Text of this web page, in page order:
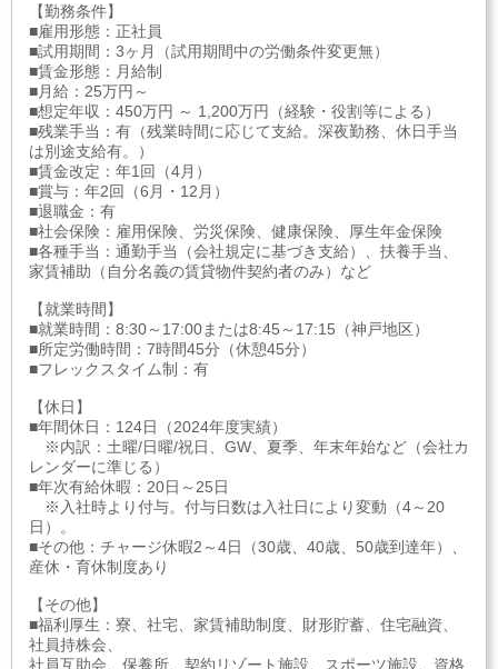
【勤務条件】
■雇用形態：正社員
■試用期間：3ヶ月（試用期間中の労働条件変更無）
■賃金形態：月給制
■月給：25万円～
■想定年収：450万円 ～ 1,200万円（経験・役割等による）
■残業手当：有（残業時間に応じて支給。深夜勤務、休日手当
は別途支給有。）
■賃金改定：年1回（4月）
■賞与：年2回（6月・12月）
■退職金：有
■社会保険：雇用保険、労災保険、健康保険、厚生年金保険
■各種手当：通勤手当（会社規定に基づき支給）、扶養手当、
家賃補助（自分名義の賃貸物件契約者のみ）など
【就業時間】
■就業時間：8:30～17:00または8:45～17:15（神戸地区）
■所定労働時間：7時間45分（休憩45分）
■フレックスタイム制：有
【休日】
■年間休日：124日（2024年度実績）
※内訳：土曜/日曜/祝日、GW、夏季、年末年始など（会社カ
レンダーに準じる）
■年次有給休暇：20日～25日
※入社時より付与。付与日数は入社日により変動（4～20
日）。
■その他：チャージ休暇2～4日（30歳、40歳、50歳到達年）、
産休・育休制度あり
【その他】
■福利厚生：寮、社宅、家賃補助制度、財形貯蓄、住宅融資、
社員持株会、
社員互助会、保養所、契約リゾート施設、スポーツ施設、資格